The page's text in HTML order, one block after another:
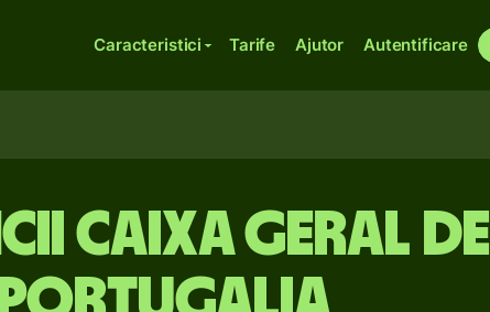
Caracteristici Tarife Ajutor Autentificare
Caixa Geral de